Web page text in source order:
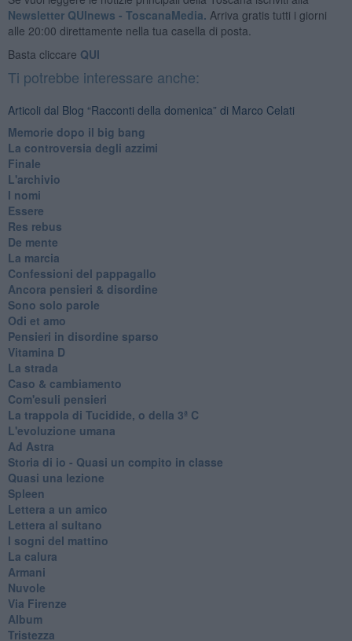
Newsletter QUInews - ToscanaMedia. Arriva gratis tutti i giorni
alle 20:00 direttamente nella tua casella di posta.
Basta cliccare QUI
Ti potrebbe interessare anche:
Articoli dal Blog “Racconti della domenica” di Marco Celati
Memorie dopo il big bang
La controversia degli azzimi
Finale
L'archivio
I nomi
Essere
Res rebus
De mente
La marcia
Confessioni del pappagallo
Ancora pensieri & disordine
Sono solo parole
Odi et amo
Pensieri in disordine sparso
Vitamina D
La strada
Caso & cambiamento
Com'esuli pensieri
La trappola di Tucidide, o della 3ª C
L'evoluzione umana
Ad Astra
Storia di io - Quasi un compito in classe
Quasi una lezione
Spleen
Lettera a un amico
Lettera al sultano
I sogni del mattino
La calura
Armani
Nuvole
Via Firenze
Album
Tristezza